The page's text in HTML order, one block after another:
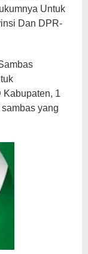
Untuk
Dan DPR-
1
yang